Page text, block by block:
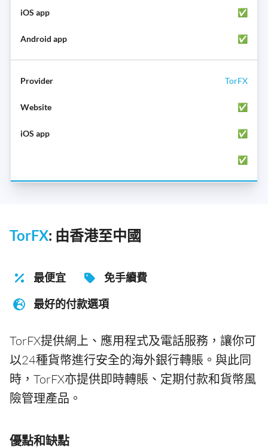
✅
✅
TorFX
✅
✅
✅
TorFX: 由香港至中國
最便宜
免手續費
最好的付款選項
TorFX提供網上、應用程式及電話服務，讓你可
以24種貨幣進行安全的海外銀行轉賬。與此同
時，TorFX亦提供即時轉賬、定期付款和貨幣風
險管理產品。
優點和缺點